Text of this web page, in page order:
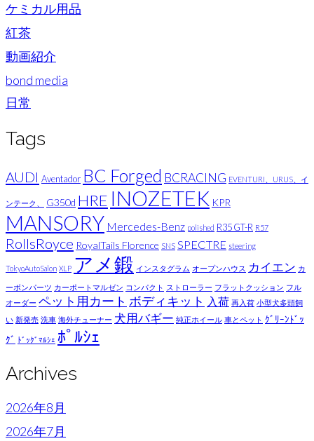
ケミカル用品
紅茶
動画紹介
bond media
日常
Tags
AUDI Aventador BC Forged BCRACING EVENTURI、URUS、イ
ンテーク、 G350d HRE INOZETEK KPR
MANSORY Mercedes-Benz polished R35 GT-R R57
RollsRoyce RoyalTails Florence SNS SPECTRE steering
TokyoAutoSalon XLP アメ鍛 インスタグラム オープンハウス カイエン カ
ーボンパーツ カーポートマルゼン コンパクト ストローラー フラットクッション フル
オーダー ペット用カート ボディキット 入荷 再入荷 小型犬多頭飼
い 新発売 洗車 海外チューナー 犬用バギー 純正ホイール 車とペット ｸﾞﾘｰﾝﾄﾞｯ
ｸﾞ
ﾄﾞｯｸﾞﾏﾙｼｪ ﾎﾟﾙｼｪ
Archives
2026年8月
2026年7月